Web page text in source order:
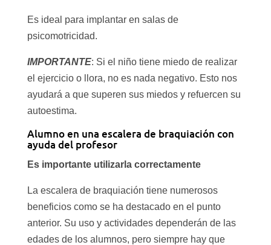
Es ideal para implantar en salas de
psicomotricidad.
IMPORTANTE: Si el niño tiene miedo de realizar
el ejercicio o llora, no es nada negativo. Esto nos
ayudará a que superen sus miedos y refuercen su
autoestima.
Alumno en una escalera de braquiación con
ayuda del profesor
Es importante utilizarla correctamente
La escalera de braquiación tiene numerosos
beneficios como se ha destacado en el punto
anterior. Su uso y actividades dependerán de las
edades de los alumnos, pero siempre hay que